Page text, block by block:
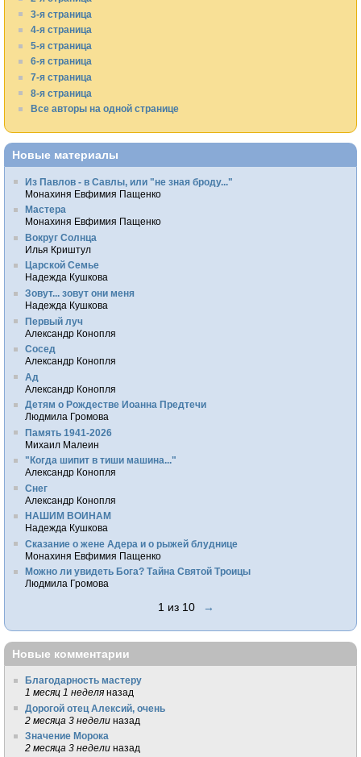
3-я страница
4-я страница
5-я страница
6-я страница
7-я страница
8-я страница
Все авторы на одной странице
Новые материалы
Из Павлов - в Савлы, или "не зная броду..."
Монахиня Евфимия Пащенко
Мастера
Монахиня Евфимия Пащенко
Вокруг Солнца
Илья Криштул
Царской Семье
Надежда Кушкова
Зовут... зовут они меня
Надежда Кушкова
Первый луч
Александр Конопля
Сосед
Александр Конопля
Ад
Александр Конопля
Детям о Рождестве Иоанна Предтечи
Людмила Громова
Память 1941-2026
Михаил Малеин
"Когда шипит в тиши машина..."
Александр Конопля
Снег
Александр Конопля
НАШИМ ВОИНАМ
Надежда Кушкова
Сказание о жене Адера и о рыжей блуднице
Монахиня Евфимия Пащенко
Можно ли увидеть Бога? Тайна Святой Троицы
Людмила Громова
1 из 10 →
Новые комментарии
Благодарность мастеру
1 месяц 1 неделя назад
Дорогой отец Алексий, очень
2 месяца 3 недели назад
Значение Морока
2 месяца 3 недели назад